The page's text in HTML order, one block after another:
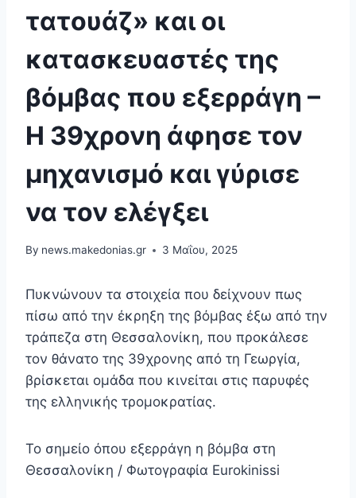
τατουάζ» και οι
κατασκευαστές της
βόμβας που εξερράγη –
Η 39χρονη άφησε τον
μηχανισμό και γύρισε
να τον ελέγξει
By news.makedonias.gr 3 Μαΐου, 2025
Πυκνώνουν τα στοιχεία που δείχνουν πως
πίσω από την έκρηξη της βόμβας έξω από την
τράπεζα στη Θεσσαλονίκη, που προκάλεσε
τον θάνατο της 39χρονης από τη Γεωργία,
βρίσκεται ομάδα που κινείται στις παρυφές
της ελληνικής τρομοκρατίας.
Το σημείο όπου εξερράγη η βόμβα στη
Θεσσαλονίκη / Φωτογραφία Eurokinissi